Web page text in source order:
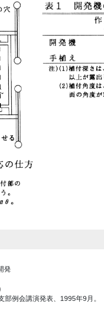
発
例会講演発表、1995年9月。